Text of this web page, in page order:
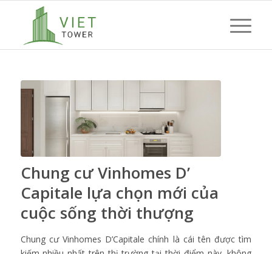
Chung cư Vinhomes D’
Capitale lựa chọn mới của
cuộc sống thời thượng
Chung cư Vinhomes D’Capitale chính là cái tên được tìm